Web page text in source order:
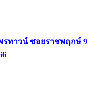
ทาวน์ ซอยราชพฤกษ์ 9